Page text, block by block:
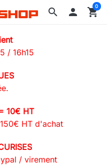
search  shopping_cart
0
/ 16h15
10€ HT
HT d'achat
/ virement